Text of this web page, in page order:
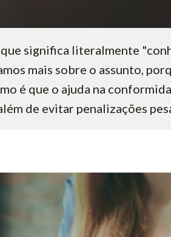
que significa literalmente
mais sobre o assunto,
é que o ajuda na
de evitar penalizações